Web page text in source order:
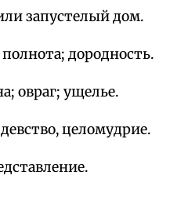
запустелый дом.
дородность.
овраг; ущелье.
целомудрие.